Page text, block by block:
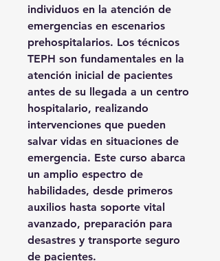
individuos en la atención de
emergencias en escenarios
prehospitalarios. Los técnicos
TEPH son fundamentales en la
atención inicial de pacientes
antes de su llegada a un centro
hospitalario, realizando
intervenciones que pueden
salvar vidas en situaciones de
emergencia. Este curso abarca
un amplio espectro de
habilidades, desde primeros
auxilios hasta soporte vital
avanzado, preparación para
desastres y transporte seguro
de pacientes.